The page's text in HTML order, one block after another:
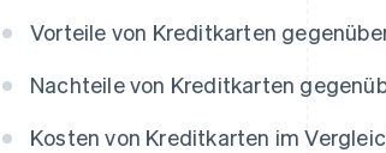
Vorteile von Kreditkarten
Nachteile von Kreditkarten
Kosten von Kreditkarten im